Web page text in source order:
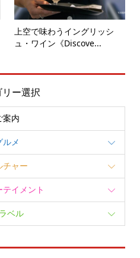
上空で味わうイングリッシ
ュ・ワイン《Discove...
リー選択
案内
ルメ
チャー
テイメント
ベル